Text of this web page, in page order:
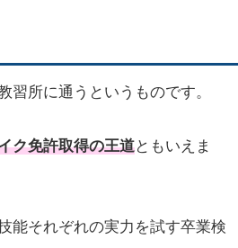
所に通うというものです。
ク免許取得の王道ともいえま
能それぞれの実力を試す卒業検